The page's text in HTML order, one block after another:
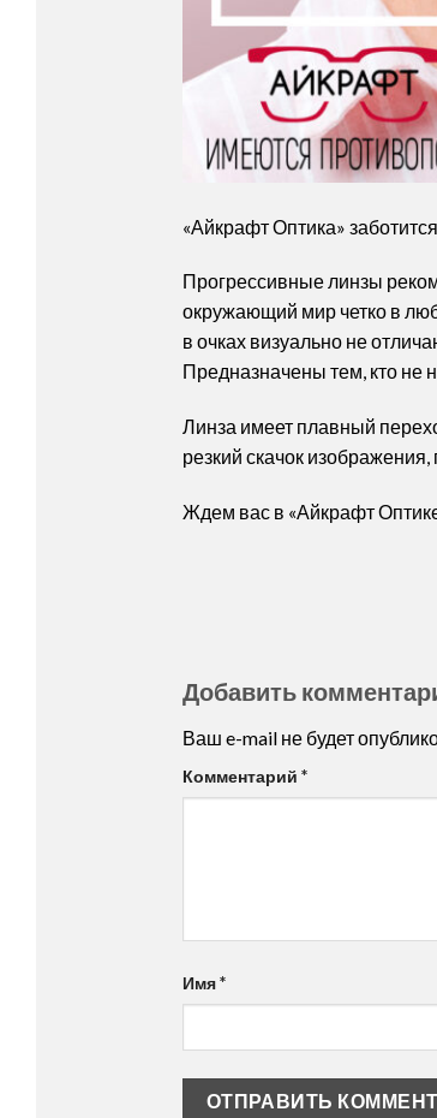
«Айкрафт Оптика»
Прогрессивные линзы
окружающий мир четко в
в очках визуально не
Предназначены тем, кто не
Линза имеет плавный
резкий скачок
Ждем вас в «Айкрафт
Добавить
Ваш e-mail не будет
Комментарий *
Имя*